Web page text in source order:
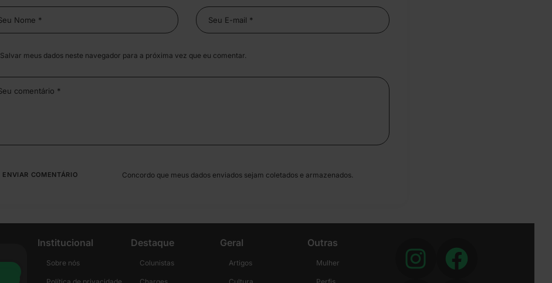
Salvar meus dados neste navegador para a próxima vez que eu comentar.
Concordo que meus dados enviados sejam coletados e armazenados.
Institucional
Sobre nós
Destaque
Colunistas
Geral
Artigos
Outras
Mulher